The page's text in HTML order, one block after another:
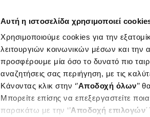
Αυτή η ιστοσελίδα χρησιμοποιεί
Χρησιμοποιούμε cookies για την
λειτουργιών κοινωνικών μέσων και την
προσφέρουμε μία όσο το δυνατό πιο
αναζητήσεις σας περιήγηση, με τις
Κάνοντας κλικ στην ‘’Αποδοχή όλων’’
Μπορείτε επίσης να επεξεργαστείτε
παρακάτω με την ‘’Αποδοχή επιλογών